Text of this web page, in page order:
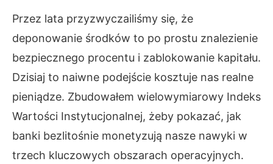
Przez lata przyzwyczailiśmy się, że
deponowanie środków to po prostu znalezienie
bezpiecznego procentu i zablokowanie kapitału.
Dzisiaj to naiwne podejście kosztuje nas realne
pieniądze. Zbudowałem wielowymiarowy Indeks
Wartości Instytucjonalnej, żeby pokazać, jak
banki bezlitośnie monetyzują nasze nawyki w
trzech kluczowych obszarach operacyjnych.